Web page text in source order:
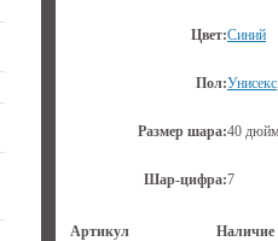
Цвет:Синий
Пол:Унисекс
Размер шара:40
Шар-цифра:7
Артикул
Наличие